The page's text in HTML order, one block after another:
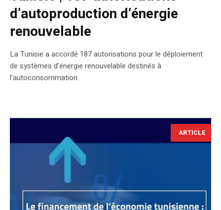
d’autoproduction d’énergie
renouvelable
La Tunisie a accordé 187 autorisations pour le déploiement
de systèmes d’énergie renouvelable destinés à
l’autoconsommation.
ARTICLE